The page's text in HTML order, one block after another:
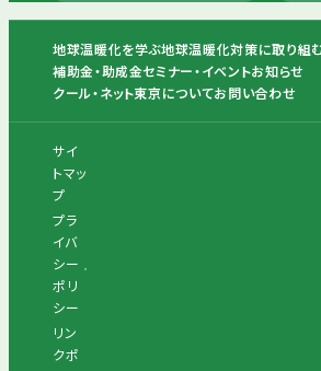
地球温暖化を学ぶ地球温暖化対策に取り組
補助金・助成金セミナー・イベントお知らせ
クール・ネット東京についてお問い合わせ
サイ
トマッ
プ
プラ
イバ
シー
ポリ
シー
リン
クポ